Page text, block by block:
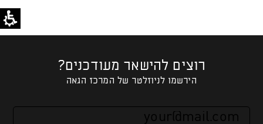
רוצים להישאר מעודכנים?
הירשמו לניוזלטר של המרכז הגאה
אנא